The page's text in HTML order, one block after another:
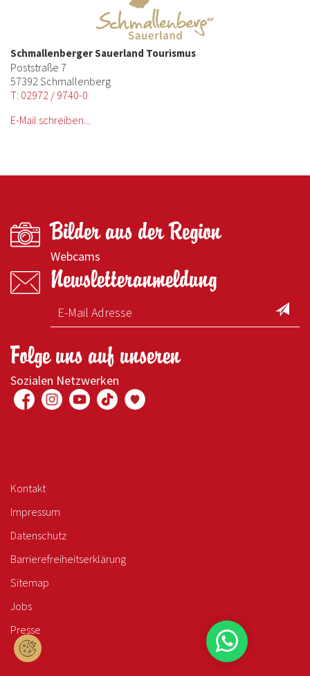
Schmallenberger Sauerland Tourismus
Poststraße 7
57392 Schmallenberg
T: 02972 / 9740-0
E-Mail schreiben...
Bilder aus der Region
Webcams
Newsletteranmeldung
Folge uns auf unseren
Sozialen Netzwerken
Kontakt
Impressum
Datenschutz
Barrierefreiheitserklärung
Sitemap
Jobs
Presse